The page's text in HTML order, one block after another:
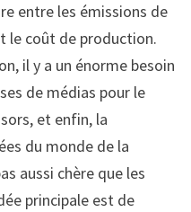
entre les émissions de
le coût de production.
il y a un énorme besoin
de médias pour le
et enfin, la
du monde de la
aussi chère que les
principale est de